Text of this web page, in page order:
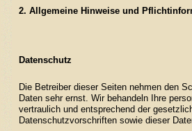
2. Allgemeine Hinweise und
Datenschutz
Die Betreiber dieser Seiten nehmen den
Daten sehr ernst. Wir behandeln Ihre
vertraulich und entsprechend der
Datenschutzvorschriften sowie dieser